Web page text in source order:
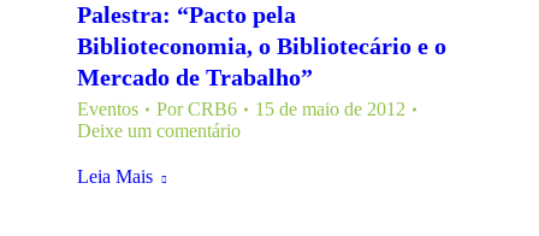
Palestra: “Pacto pela
Biblioteconomia, o Bibliotecário e o
Mercado de Trabalho”
Eventos PorCRB6
15 de maio de 2012
Deixe um comentário
Leia Mais